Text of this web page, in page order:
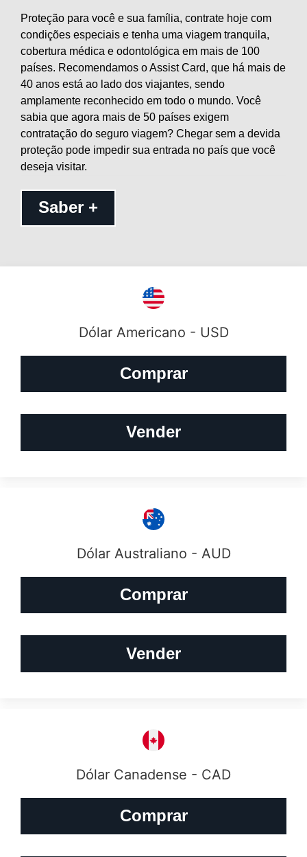
Proteção para você e sua família, contrate hoje com
condições especiais e tenha uma viagem tranquila,
cobertura médica e odontológica em mais de 100
países. Recomendamos o Assist Card, que há mais de
40 anos está ao lado dos viajantes, sendo
amplamente reconhecido em todo o mundo. Você
sabia que agora mais de 50 países exigem
contratação do seguro viagem? Chegar sem a devida
proteção pode impedir sua entrada no país que você
deseja visitar.
Saber +
Dólar Americano - USD
Comprar
Vender
Dólar Australiano - AUD
Comprar
Vender
Dólar Canadense - CAD
Comprar